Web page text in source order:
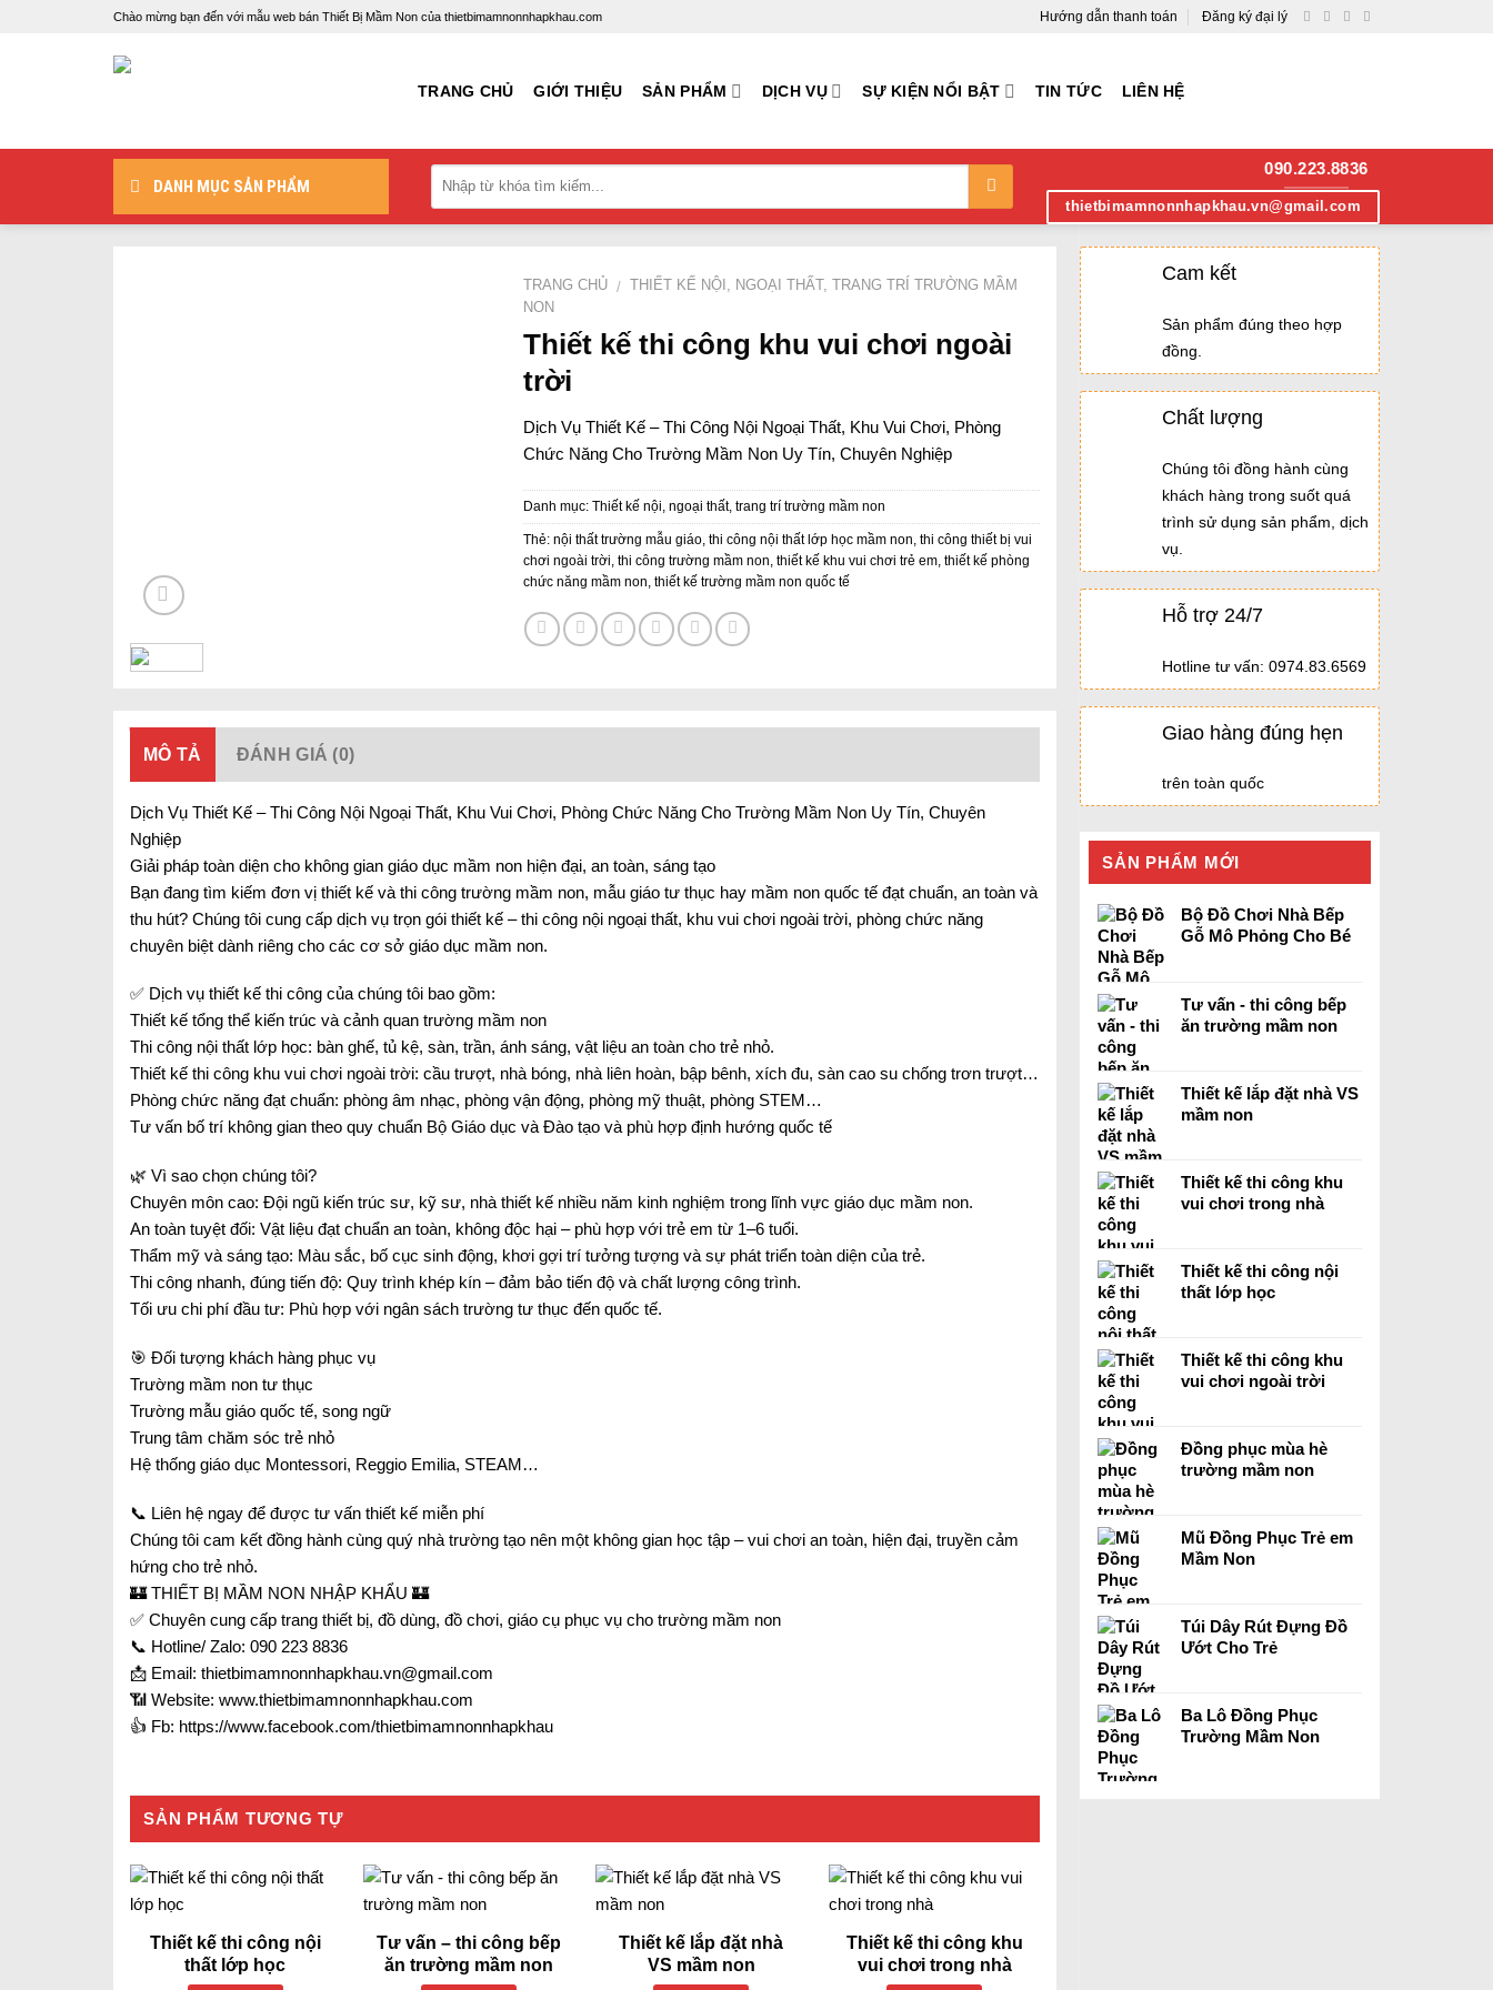
Chào mừng bạn đến với mẫu web bán Thiết Bị Mầm Non của thietbimamnonnhapkhau.com Hướng dẫn thanh toán Đăng ký đại lý
TRANG CHỦ GIỚI THIỆU SẢN PHẨM DỊCH VỤ SỰ KIỆN NỔI BẬT TIN TỨC LIÊN HỆ
DANH MỤC SẢN PHẨM
090.223.8836
thietbimamnonnhapkhau.vn@gmail.com
Cam kết
Sản phẩm đúng theo hợp
đồng.
Chất lượng
Chúng tôi đồng hành cùng
khách hàng trong suốt quá
trình sử dụng sản phẩm, dịch
vụ.
Hỗ trợ 24/7
Hotline tư vấn: 0974.83.6569
Giao hàng đúng hẹn
trên toàn quốc
SẢN PHẨM MỚI
Bộ Đồ Chơi Nhà Bếp
Gỗ Mô Phỏng Cho Bé
Tư vấn - thi công bếp
ăn trường mầm non
Thiết kế lắp đặt nhà VS
mầm non
Thiết kế thi công khu
vui chơi trong nhà
Thiết kế thi công nội
thất lớp học
Thiết kế thi công khu
vui chơi ngoài trời
Đồng phục mùa hè
trường mầm non
Mũ Đồng Phục Trẻ em
Mầm Non
Túi Dây Rút Đựng Đồ
Ướt Cho Trẻ
Ba Lô Đồng Phục
Trường Mầm Non
TRANG CHỦ / THIẾT KẾ NỘI, NGOẠI THẤT, TRANG TRÍ TRƯỜNG MẦM
NON
Thiết kế thi công khu vui chơi ngoài
trời
Dịch Vụ Thiết Kế – Thi Công Nội Ngoại Thất, Khu Vui Chơi, Phòng
Chức Năng Cho Trường Mầm Non Uy Tín, Chuyên Nghiệp
Danh mục: Thiết kế nội, ngoại thất, trang trí trường mầm non
Thẻ: nội thất trường mẫu giáo, thi công nội thất lớp học mầm non thi công thiết bị vui
chơi ngoài trời thi công trường mầm non thiết kế khu vui chơi trẻ em, thiết kế phòng
chức năng mầm non thiết kế trường mầm non quốc tế
MÔ TẢ ĐÁNH GIÁ (0)
Dịch Vụ Thiết Kế – Thi Công Nội Ngoại Thất, Khu Vui Chơi, Phòng Chức Năng Cho Trường Mầm Non Uy Tín, Chuyên
Nghiệp
Giải pháp toàn diện cho không gian giáo dục mầm non hiện đại, an toàn, sáng tạo
Bạn đang tìm kiếm đơn vị thiết kế và thi công trường mầm non, mẫu giáo tư thục hay mầm non quốc tế đạt chuẩn, an toàn và
thu hút? Chúng tôi cung cấp dịch vụ trọn gói thiết kế – thi công nội ngoại thất, khu vui chơi ngoài trời, phòng chức năng
chuyên biệt dành riêng cho các cơ sở giáo dục mầm non.
✅ Dịch vụ thiết kế thi công của chúng tôi bao gồm:
Thiết kế tổng thể kiến trúc và cảnh quan trường mầm non
Thi công nội thất lớp học: bàn ghế, tủ kệ, sàn, trần, ánh sáng, vật liệu an toàn cho trẻ nhỏ.
Thiết kế thi công khu vui chơi ngoài trời: cầu trượt, nhà bóng, nhà liên hoàn, bập bênh, xích đu, sàn cao su chống trơn trượt…
Phòng chức năng đạt chuẩn: phòng âm nhạc, phòng vận động, phòng mỹ thuật, phòng STEM…
Tư vấn bố trí không gian theo quy chuẩn Bộ Giáo dục và Đào tạo và phù hợp định hướng quốc tế
🌿 Vì sao chọn chúng tôi?
Chuyên môn cao: Đội ngũ kiến trúc sư, kỹ sư, nhà thiết kế nhiều năm kinh nghiệm trong lĩnh vực giáo dục mầm non.
An toàn tuyệt đối: Vật liệu đạt chuẩn an toàn, không độc hại – phù hợp với trẻ em từ 1–6 tuổi.
Thẩm mỹ và sáng tạo: Màu sắc, bố cục sinh động, khơi gợi trí tưởng tượng và sự phát triển toàn diện của trẻ.
Thi công nhanh, đúng tiến độ: Quy trình khép kín – đảm bảo tiến độ và chất lượng công trình.
Tối ưu chi phí đầu tư: Phù hợp với ngân sách trường tư thục đến quốc tế.
🎯 Đối tượng khách hàng phục vụ
Trường mầm non tư thục
Trường mẫu giáo quốc tế, song ngữ
Trung tâm chăm sóc trẻ nhỏ
Hệ thống giáo dục Montessori, Reggio Emilia, STEAM…
📞 Liên hệ ngay để được tư vấn thiết kế miễn phí
Chúng tôi cam kết đồng hành cùng quý nhà trường tạo nên một không gian học tập – vui chơi an toàn, hiện đại, truyền cảm
hứng cho trẻ nhỏ.
🏰 THIẾT BỊ MẦM NON NHẬP KHẨU 🏰
✅ Chuyên cung cấp trang thiết bị, đồ dùng, đồ chơi, giáo cụ phục vụ cho trường mầm non
📞 Hotline/ Zalo: 090 223 8836
📩 Email: thietbimamnonnhapkhau.vn@gmail.com
📶 Website: www.thietbimamnonnhapkhau.com
👍 Fb: https://www.facebook.com/thietbimamnonnhapkhau
SẢN PHẨM TƯƠNG TỰ
Thiết kế thi công nội
thất lớp học
Tư vấn – thi công bếp
ăn trường mầm non
Thiết kế lắp đặt nhà
VS mầm non
Thiết kế thi công khu
vui chơi trong nhà